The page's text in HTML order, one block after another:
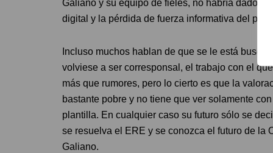
Galiano y su equipo de fieles, no habría dado
digital y la pérdida de fuerza informativa del
Incluso muchos hablan de que se le está
volviese a ser corresponsal, el trabajo con el
más que rumores, pero lo cierto es que la
bastante pobre y no tiene que ver solamente
plantilla. En cualquier caso su futuro sólo se
se resuelva el ERE y se conozca el futuro de la
Galiano.